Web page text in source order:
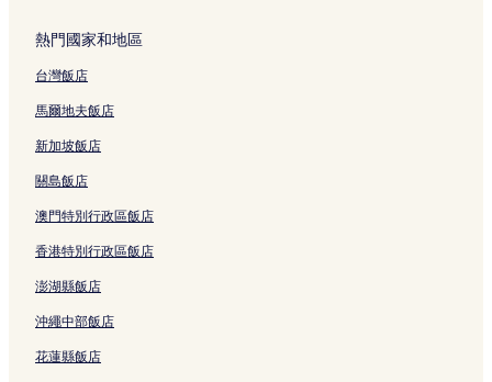
熱門國家和地區
台灣飯店
馬爾地夫飯店
新加坡飯店
關島飯店
澳門特別行政區飯店
香港特別行政區飯店
澎湖縣飯店
沖繩中部飯店
花蓮縣飯店